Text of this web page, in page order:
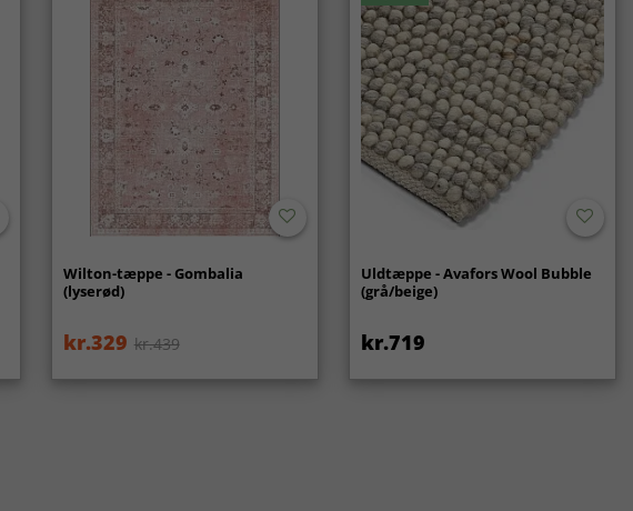
Wilton-tæppe - Gombalia
(lyserød)
kr.329 kr.439
Uldtæppe - Avafors Wool Bubble
(grå/beige)
kr.719